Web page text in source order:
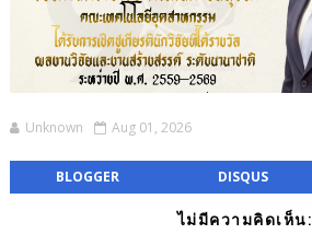
Unknown Aug 01, 2026
BLOGGER DISQUS
ไม่มีความคิดเห็น: